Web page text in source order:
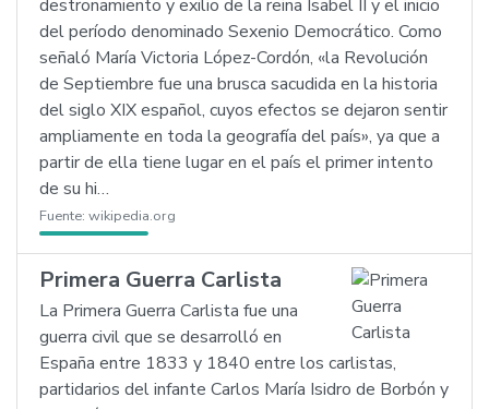
destronamiento y exilio de la reina Isabel II y el inicio
del período denominado Sexenio Democrático. Como
señaló María Victoria López-Cordón, «la Revolución
de Septiembre fue una brusca sacudida en la historia
del siglo XIX español, cuyos efectos se dejaron sentir
ampliamente en toda la geografía del país», ya que a
partir de ella tiene lugar en el país el primer intento
de su hi…
Fuente: wikipedia.org
Primera Guerra Carlista
La Primera Guerra Carlista fue una
guerra civil que se desarrolló en
España entre 1833 y 1840 entre los carlistas,
partidarios del infante Carlos María Isidro de Borbón y